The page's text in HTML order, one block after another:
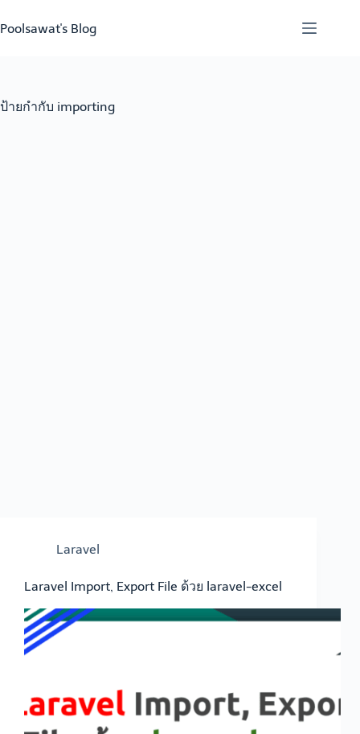
to
content
Poolsawat's Blog
ป้ายกำกับ importing
Laravel
Laravel Import, Export File ด้วย laravel-excel